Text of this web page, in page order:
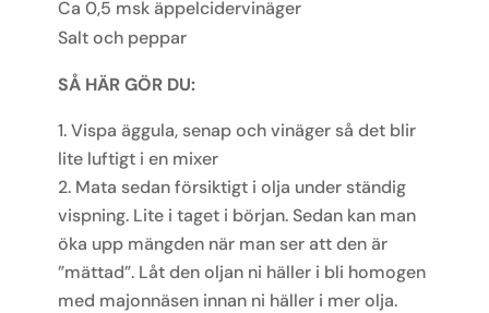
Ca 0,5 msk äppelcidervinäger
Salt och peppar
SÅ HÄR GÖR DU:
Vispa äggula, senap och vinäger så det blir
lite luftigt i en mixer
Mata sedan försiktigt i olja under ständig
vispning. Lite i taget i början. Sedan kan man
öka upp mängden när man ser att den är
”mättad”. Låt den oljan ni häller i bli homogen
med majonnäsen innan ni häller i mer olja.